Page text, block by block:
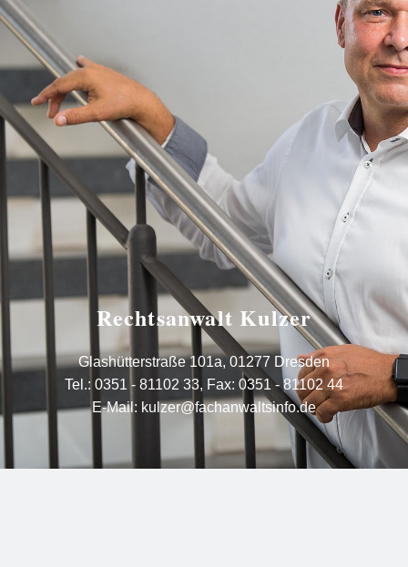
Rechtsanwalt Kulzer
Glashütterstraße 101a, 01277 Dresden
Tel.: 0351 - 81102 33, Fax: 0351 - 81102 44
E-Mail: kulzer@fachanwaltsinfo.de